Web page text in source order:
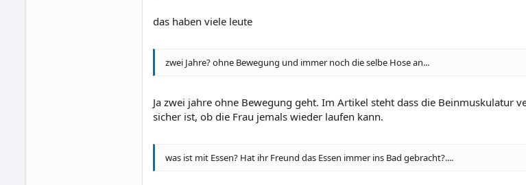
das haben viele leute
zwei Jahre? ohne Bewegung und immer noch die selbe Hose an...
Ja zwei jahre ohne Bewegung geht. Im Artikel steht dass die Beinmuskulatur
sicher ist, ob die Frau jemals wieder laufen kann.
was ist mit Essen? Hat ihr Freund das Essen immer ins Bad gebracht?....